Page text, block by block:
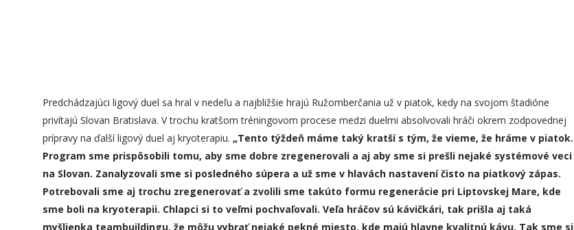
Predchádzajúci ligový duel sa hral v nedeľu a najbližšie hrajú Ružomberčania už v piatok, kedy na svojom štadióne
privítajú Slovan Bratislava. V trochu kratšom tréningovom procese medzi duelmi absolvovali hráči okrem zodpovednej
prípravy na ďalší ligový duel aj kryoterapiu. „Tento týždeň máme taký kratší s tým, že vieme, že hráme v piatok.
Program sme prispôsobili tomu, aby sme dobre zregenerovali a aj aby sme si prešli nejaké systémové veci
na Slovan. Zanalyzovali sme si posledného súpera a už sme v hlavách nastaveníčisto na piatkový zápas.
Potrebovali sme aj trochu zregenerovať a zvolili sme takúto formu regenerácie pri Liptovskej Mare, kde
sme boli na kryoterapii. Chlapci si to veľmi pochvaľovali. Veľa hráčov sú kávičkári, tak prišla aj taká
myšlienka teambuildingu, že môžu vybrať nejaké pekné miesto, kde majú hlavne kvalitnú kávu. Tak sme si